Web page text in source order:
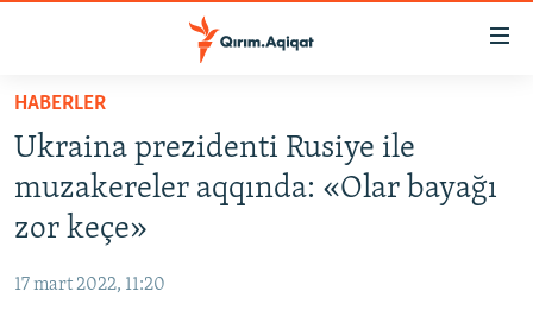
Esas
qaytmaq
Baş
navigatsiyağa
qaytmaq
Qıdıruvğa
HABERLER
SİYASET
İQTİSADİYAT
MEDENİYET
HABERLER
Ukraina prezidenti Rusiye ile
muzakereler aqqında: «Olar bayağı
zor keçe»
17 mart 2022, 11:20